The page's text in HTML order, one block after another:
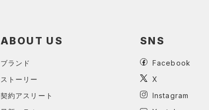
ABOUT US
ブランド
ストーリー
契約アスリート
SNS
Facebook
X
Instagram